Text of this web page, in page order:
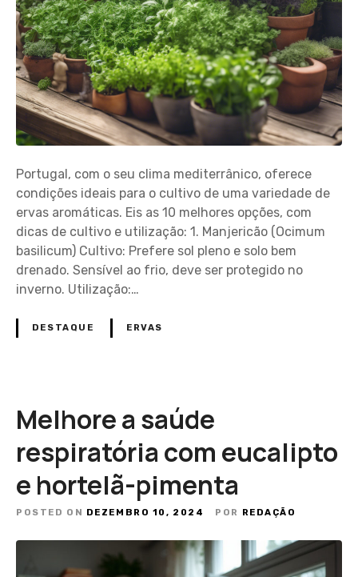
Portugal, com o seu clima mediterrânico, oferece
condições ideais para o cultivo de uma variedade de
ervas aromáticas. Eis as 10 melhores opções, com
dicas de cultivo e utilização: 1. Manjericão (Ocimum
basilicum) Cultivo: Prefere sol pleno e solo bem
drenado. Sensível ao frio, deve ser protegido no
inverno. Utilização:…
DESTAQUE ERVAS
Melhore a saúde
respiratória com eucalipto
e hortelã-pimenta
POSTED ON DEZEMBRO 10, 2024 POR REDAÇÃO